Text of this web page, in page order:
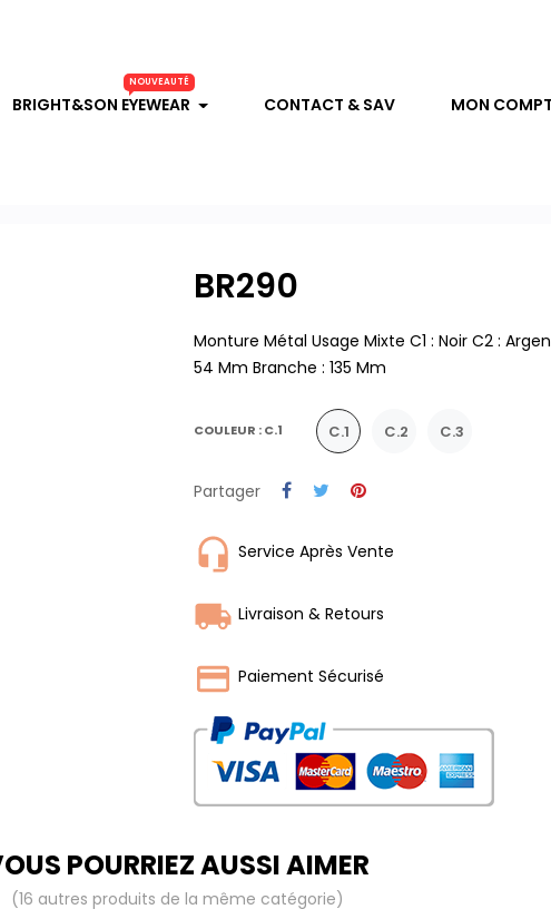
BRIGHT&SON EYEWEAR
NOUVEAUTÉ
CONTACT & SAV MON
BR290
Monture Métal Usage Mixte C1 : Noir C2 :
54 Mm Branche : 135 Mm
COULEUR : C.1 C.1 C.2 C.3
Partager
Service Après Vente
Livraison & Retours
Paiement Sécurisé
POURRIEZ AUSSI AIMER
(16 autres produits de la même catégorie)